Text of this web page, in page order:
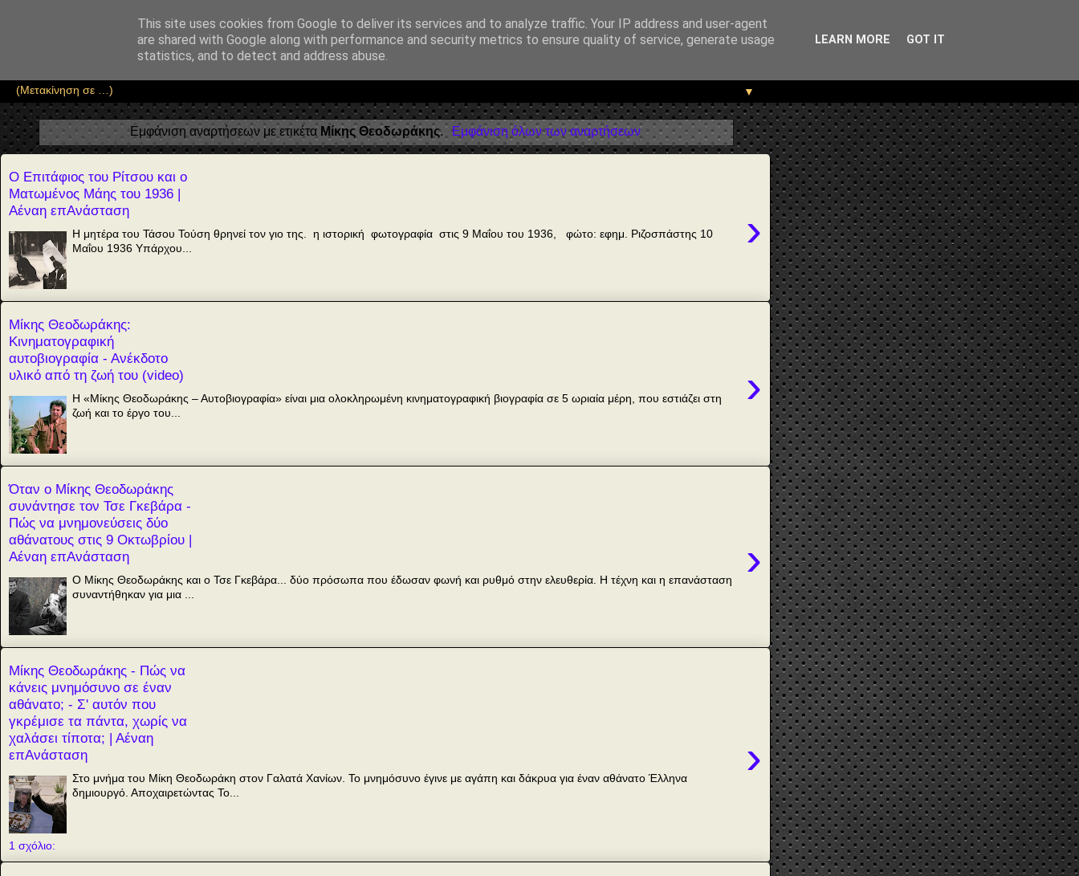
Αέναη επΑνάσταση
• Επιστήμη • Ψυχολογία • Λογοτεχνία • Τέχνες • Θεολογία • Φιλοσοφία • Στοχασμοί... για τη μνήμη, τον άνθρωπο και το Φως
▼
Εμφάνιση αναρτήσεων με ετικέτα Μίκης Θεοδωράκης. Εμφάνιση όλων των αναρτήσεων
Ο Επιτάφιος του Ρίτσου και ο
Ματωμένος Μάης του 1936 |
Αέναη επΑνάσταση
›
Η μητέρα του Τάσου Τούση θρηνεί τον γιο της. η ιστορική φωτογραφία στις 9 Μαΐου του 1936, φώτο: εφημ. Ριζοσπάστης 10
Μαΐου 1936 Υπάρχου...
Μίκης Θεοδωράκης:
Κινηματογραφική
αυτοβιογραφία - Ανέκδοτο
υλικό από τη ζωή του (video)
›
Η «Μίκης Θεοδωράκης – Αυτοβιογραφία» είναι μια ολοκληρωμένη κινηματογραφική βιογραφία σε 5 ωριαία μέρη, που εστιάζει στη
ζωή και το έργο του...
Όταν ο Μίκης Θεοδωράκης
συνάντησε τον Τσε Γκεβάρα -
Πώς να μνημονεύσεις δύο
αθάνατους στις 9 Οκτωβρίου |
Αέναη επΑνάσταση
›
Ο Μίκης Θεοδωράκης και ο Τσε Γκεβάρα... δύο πρόσωπα που έδωσαν φωνή και ρυθμό στην ελευθερία. Η τέχνη και η επανάσταση
συναντήθηκαν για μια ...
Μίκης Θεοδωράκης - Πώς να
κάνεις μνημόσυνο σε έναν
αθάνατο; - Σ' αυτόν που
γκρέμισε τα πάντα, χωρίς να
χαλάσει τίποτα; | Αέναη
επΑνάσταση
›
Στο μνήμα του Μίκη Θεοδωράκη στον Γαλατά Χανίων. Το μνημόσυνο έγινε με αγάπη και δάκρυα για έναν αθάνατο Έλληνα
δημιουργό. Αποχαιρετώντας Το...
1 σχόλιο:
This site uses cookies from Google to deliver its services and to analyze traffic. Your IP address and user-agent
are shared with Google along with performance and security metrics to ensure quality of service, generate usage
statistics, and to detect and address abuse.
LEARN MORE GOT IT